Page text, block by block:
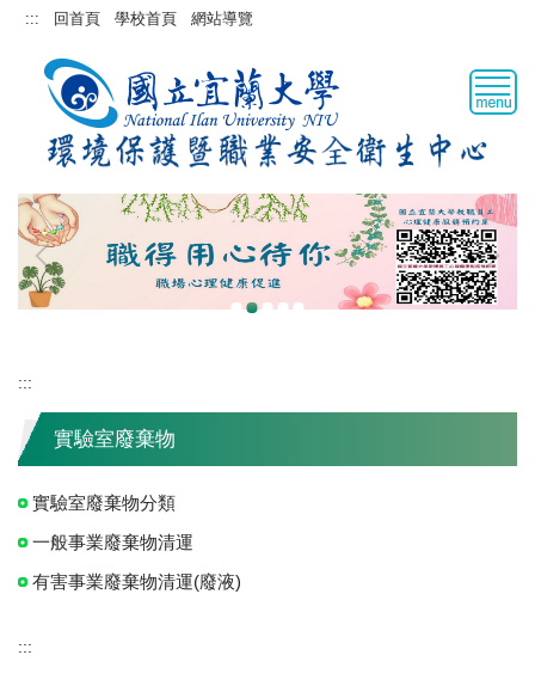
跳::: 回首頁 學校首頁 網站導覽
:::
實驗室廢棄物
實驗室廢棄物分類
一般事業廢棄物清運
有害事業廢棄物清運(廢液)
:::